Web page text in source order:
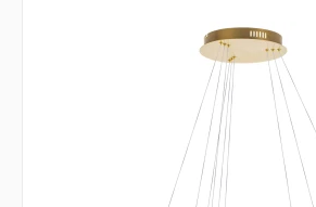
Изображения товара